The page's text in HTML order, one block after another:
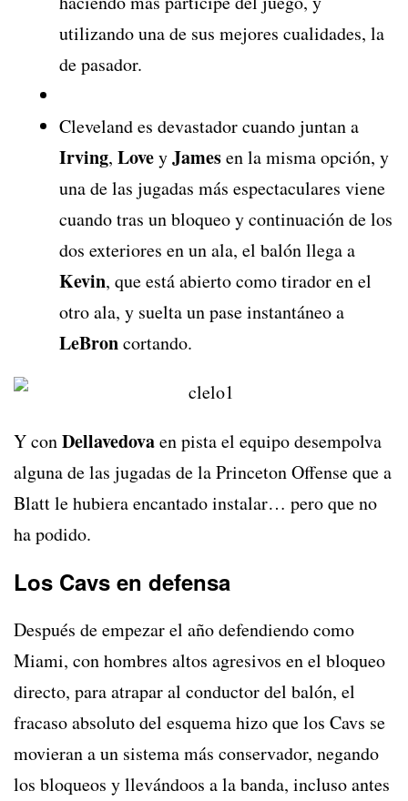
utilizando una de sus mejores cualidades, la
de pasador.
Cleveland es devastador cuando juntan a
Irving, LoveyJamesen la misma opción, y
una de las jugadas más espectaculares viene
cuando tras un bloqueo y continuación de los
dos exteriores en un ala, el balón llega a
Kevin, que está abierto como tirador en el
otro ala, y suelta un pase instantáneo a
LeBroncortando.
Y conDellavedovaen pista el equipo desempolva
alguna de las jugadas de la Princeton Offense que a
Blatt le hubiera encantado instalar… pero que no
ha podido.
Los Cavs en defensa
Después de empezar el año defendiendo como
Miami, con hombres altos agresivos en el bloqueo
directo, para atrapar al conductor del balón, el
fracaso absoluto del esquema hizo que los Cavs se
movieran a un sistema más conservador, negando
los bloqueos y llevándoos a la banda, incluso antes